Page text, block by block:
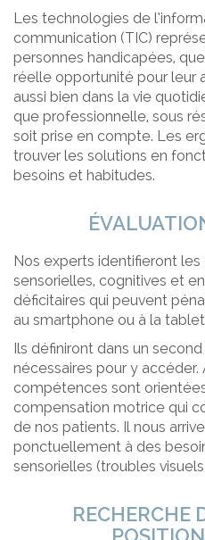
Les technologies de
communication (TIC)
personnes handicapées,
réelle opportunité pour leur
aussi bien dans la vie
que professionnelle, sous
soit prise en compte. Les
trouver les solutions en
besoins et habitudes.
Nos experts identifieront
sensorielles, cognitives et
déficitaires qui peuvent
au smartphone ou à la
Ils définiront dans un
nécessaires pour y accéder.
compétences sont
compensation motrice qui
de nos patients. Il nous
ponctuellement à des
sensorielles (troubles
RECHERCHE